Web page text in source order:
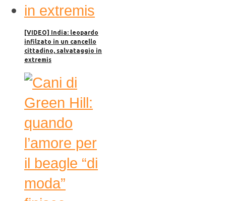
[VIDEO] India: leopardo
infilzato in un cancello
cittadino, salvataggio in
extremis